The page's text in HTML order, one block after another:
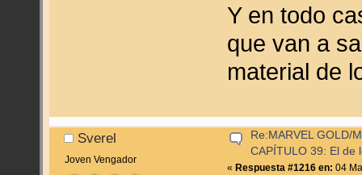
Y en todo
que van a
material de
Sverel
Joven Vengador
Re:MARVEL GOLD/
CAPÍTULO 39: El de
« Respuesta #1216 en: 04